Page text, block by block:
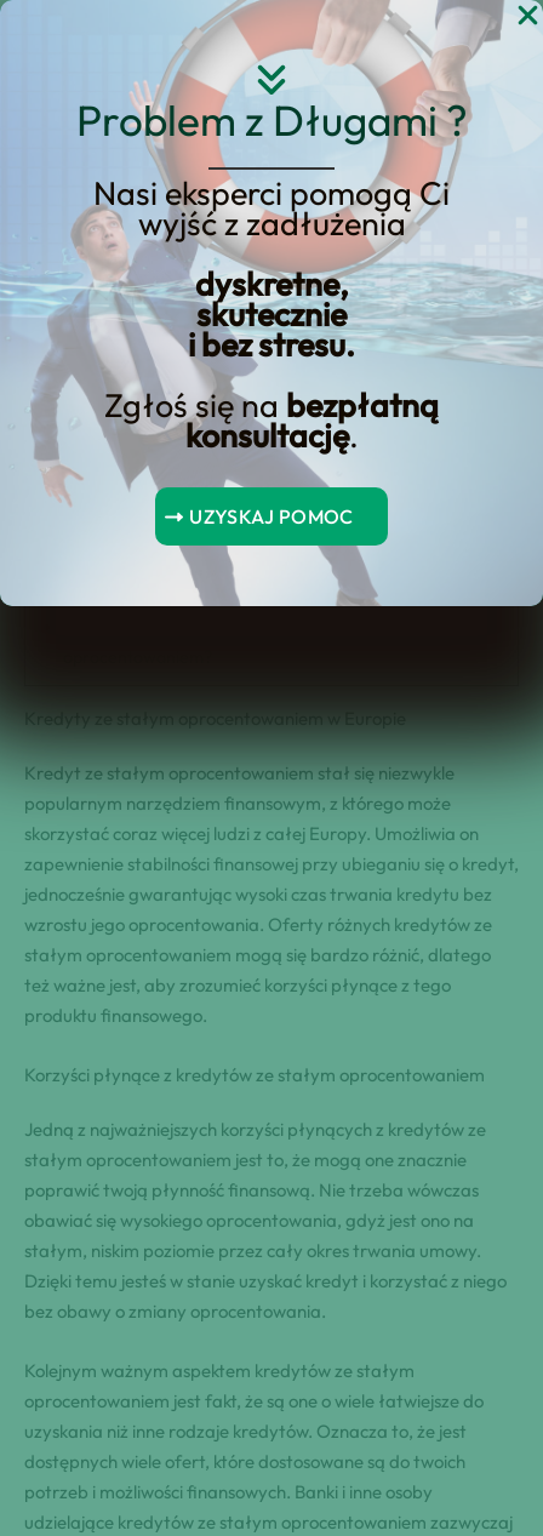
Problem z Długami ?
Nasi eksperci pomogą Ci
wyjść z zadłużenia
dyskretne,
skutecznie
i bez stresu.
Zgłoś się na bezpłatną
konsultację.
UZYSKAJ POMOC
Przejdź
kredyty ze stałym
oprocentowaniem w
europie
Spis Treści
Kredyty ze stałym oprocentowaniem w Europie
Korzyści płynące z kredytów ze stałym oprocentowaniem
Strefy Euro i kredyty ze stałym oprocentowaniem
Kredyty ze stałym oprocentowaniem w Europie
Kredyt ze stałym oprocentowaniem stał się niezwykle
popularnym narzędziem finansowym, z którego może
skorzystać coraz więcej ludzi z całej Europy. Umożliwia on
zapewnienie stabilności finansowej przy ubieganiu się o kredyt,
jednocześnie gwarantując wysoki czas trwania kredytu bez
wzrostu jego oprocentowania. Oferty różnych kredytów ze
stałym oprocentowaniem mogą się bardzo różnić, dlatego
też ważne jest, aby zrozumieć korzyści płynące z tego
produktu finansowego.
Korzyści płynące z kredytów ze stałym oprocentowaniem
Jedną z najważniejszych korzyści płynących z kredytów ze
stałym oprocentowaniem jest to, że mogą one znacznie
poprawić twoją płynność finansową. Nie trzeba wówczas
obawiać się wysokiego oprocentowania, gdyż jest ono na
stałym, niskim poziomie przez cały okres trwania umowy.
Dzięki temu jesteś w stanie uzyskać kredyt i korzystać z niego
bez obawy o zmiany oprocentowania.
Kolejnym ważnym aspektem kredytów ze stałym
oprocentowaniem jest fakt, że są one o wiele łatwiejsze do
uzyskania niż inne rodzaje kredytów. Oznacza to, że jest
dostępnych wiele ofert, które dostosowane są do twoich
potrzeb i możliwości finansowych. Banki i inne osoby
udzielające kredytów ze stałym oprocentowaniem zazwyczaj